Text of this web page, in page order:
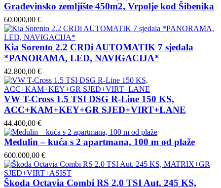
Građevinsko zemljište 450m2, Vrpolje kod Šibenika
60.000,00 €
Kia Sorento 2.2 CRDi AUTOMATIK 7 sjedala
*PANORAMA, LED, NAVIGACIJA*
42.800,00 €
VW T-Cross 1.5 TSI DSG R-Line 150 KS,
ACC+KAM+KEY+GR SJED+VIRT+LANE
44.400,00 €
Medulin – kuća s 2 apartmana, 100 m od plaže
600.000,00 €
Škoda Octavia Combi RS 2.0 TSI Aut. 245 KS,